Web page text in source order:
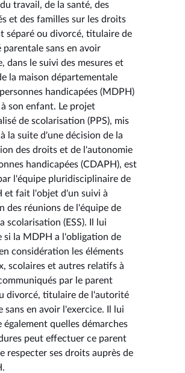
travail, de la santé, des
et des familles sur les droits
séparé ou divorcé, titulaire de
sans en avoir
dans le suivi des mesures et
la maison départementale
handicapées (MDPH)
son enfant. Le projet
de scolarisation (PPS), mis
la suite d'une décision de la
des droits et de l'autonomie
handicapées (CDAPH), est
l'équipe pluridisciplinaire de
et fait l'objet d'un suivi à
des réunions de l'équipe de
scolarisation (ESS). Il lui
si la MDPH a l'obligation de
considération les éléments
scolaires et autres relatifs à
par le parent
divorcé, titulaire de l'autorité
sans en avoir l'exercice. Il lui
également quelles démarches
peut effectuer ce parent
respecter ses droits auprès de